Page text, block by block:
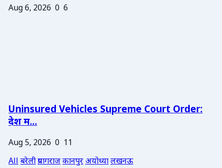
Aug 6, 2026 0 6
Uninsured Vehicles Supreme Court Order:
देश म...
Aug 5, 2026 0 11
Allबरेलीप्रयागराजकानपुरअयोध्यालखनऊ